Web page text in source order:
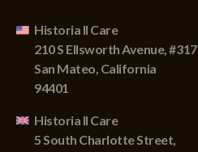
Historia II Care
210 S Ellsworth Avenue, #317
San Mateo, California
94401
Historia II Care
5 South Charlotte Street,